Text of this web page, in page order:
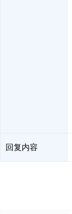
回复内容